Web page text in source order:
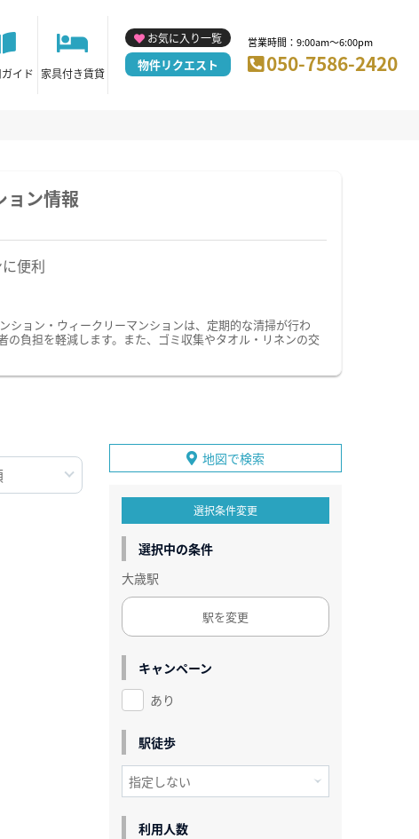
イド 家具付き賃貸
お気に入り一覧
物件リクエスト
営業時間：9:00am～6:00pm
050-7586-2420
ョン情報
便利
ション・ウィークリーマンションは、定期的な清掃が行わ
負担を軽減します。また、ゴミ収集やタオル・リネンの交
地図で検索
選択条件変更
選択中の条件
大歳駅
駅を変更
キャンペーン
あり
駅徒歩
利用人数